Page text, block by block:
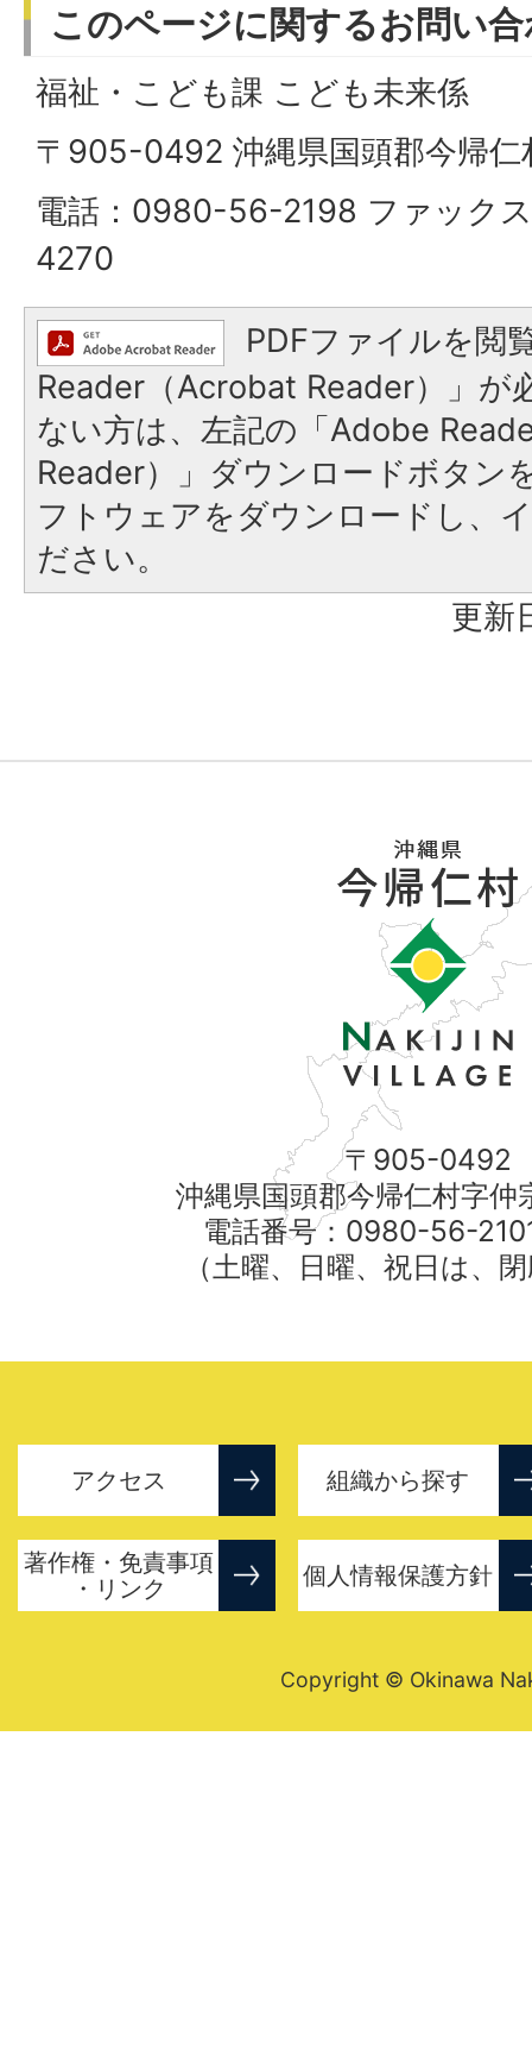
このページに関するお問い
福祉・こども課 こども未来係
〒905-0492 沖縄県国頭郡今帰仁
電話：0980-56-2198 ファック
4270
PDFファイルを閲
Reader（Acrobat Reader）」が
ない方は、左記の「Adobe
Reader）」ダウンロードボタン
フトウェアをダウンロードし、
ださい。
更新
〒905-0492
沖縄県国頭郡今帰仁村字仲
電話番号：0980-56-
（土曜、日曜、祝日は、
アクセス 組織から探す
著作権・免責事項
・リンク
個人情報保護方針
Copyright © Okinawa